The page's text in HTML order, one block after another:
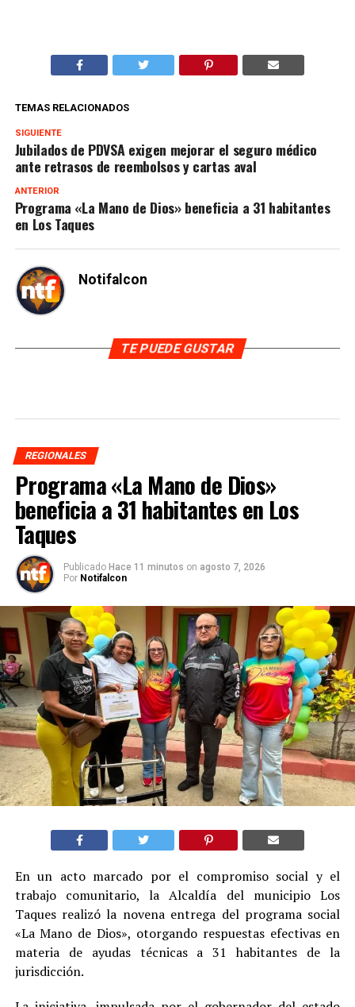
TEMAS RELACIONADOS
SIGUIENTE
Jubilados de PDVSA exigen mejorar el seguro médico
ante retrasos de reembolsos y cartas aval
ANTERIOR
Programa «La Mano de Dios» beneficia a 31 habitantes
en Los Taques
Notifalcon
TE PUEDE GUSTAR
REGIONALES
Programa «La Mano de Dios»
beneficia a 31 habitantes en Los
Taques
Publicado Hace 11 minutos on agosto 7, 2026
Por Notifalcon
En un acto marcado por el compromiso social y el
trabajo comunitario, la Alcaldía del municipio Los
Taques realizó la novena entrega del programa social
«La Mano de Dios», otorgando respuestas efectivas en
materia de ayudas técnicas a 31 habitantes de la
jurisdicción.